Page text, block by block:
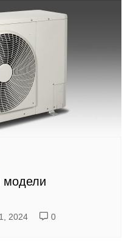
модели
2024 0